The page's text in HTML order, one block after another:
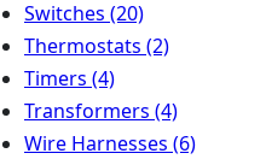
Switches (20)
Thermostats (2)
Timers (4)
Transformers (4)
Wire Harnesses (6)